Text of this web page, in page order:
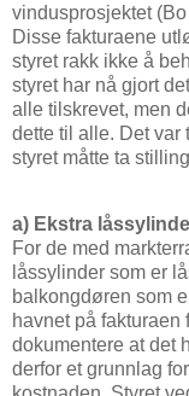
vindusprosjektet
Disse fakturaene
styret rakk ikke å
styret har nå gjort
alle tilskrevet, men
dette til alle. Det var
styret måtte ta
a) Ekstra
For de med
låssylinder som er
balkongdøren som
havnet på fakturaen
dokumentere at det
derfor et grunnlag